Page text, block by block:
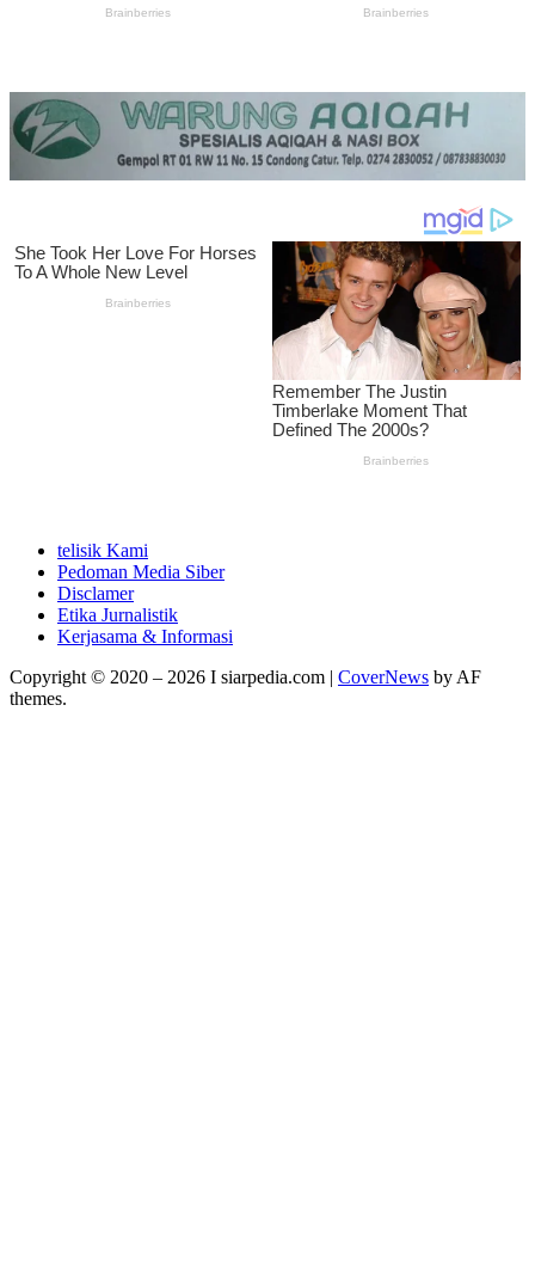
telisik Kami
Pedoman Media Siber
Disclamer
Etika Jurnalistik
Kerjasama & Informasi
Copyright © 2020 – 2026 I siarpedia.com | CoverNews by AF
themes.